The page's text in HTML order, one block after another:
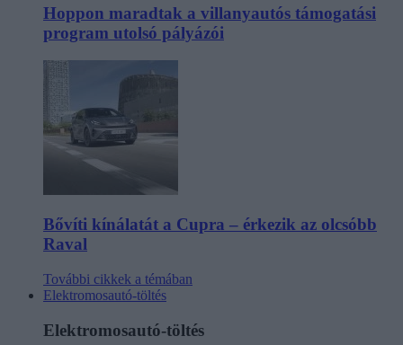
Hoppon maradtak a villanyautós támogatási
program utolsó pályázói
Bővíti kínálatát a Cupra – érkezik az olcsóbb
Raval
További cikkek a témában
Elektromosautó-töltés
Elektromosautó-töltés